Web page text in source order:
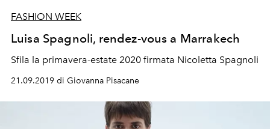
FASHION WEEK
Luisa Spagnoli, rendez-vous a Marrakech
Sfila la primavera-estate 2020 firmata Nicoletta Spagnoli
21.09.2019 di Giovanna Pisacane